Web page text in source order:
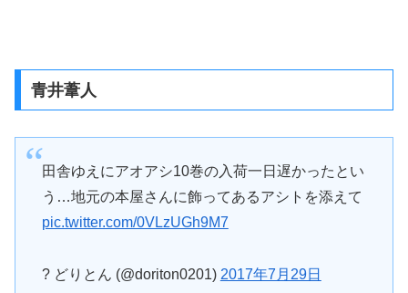
青井葦人
田舎ゆえにアオアシ10巻の入荷一日遅かったとい
う…地元の本屋さんに飾ってあるアシトを添えて
pic.twitter.com/0VLzUGh9M7
? どりとん (@doriton0201) 2017年7月29日